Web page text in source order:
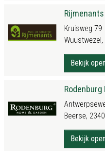
Kruisweg 79
Wuustwezel,
Bekijk
Rodenburg
Beerse, 2340
Bekijk